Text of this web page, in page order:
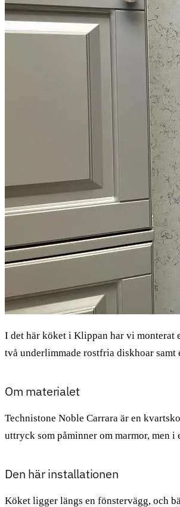
I det här köket i Klippan har vi monterat
två underlimmade rostfria diskhoar
Om materialet
Technistone Noble Carrara är en
uttryck som påminner om marmor, men
Den här installationen
Köket ligger längs en fönstervägg, och